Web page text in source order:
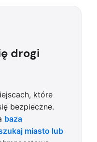
drogi
które
bezpieczne.
baza
miasto lub